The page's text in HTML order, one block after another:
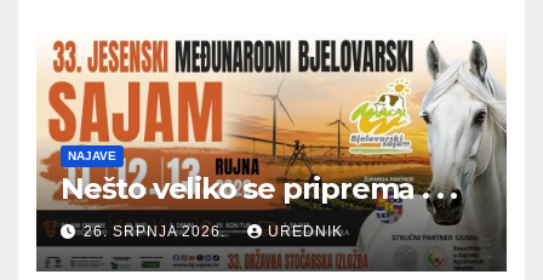
NAJAVE
Nešto veliko se priprema . . .
26. SRPNJA 2026. UREDNIK